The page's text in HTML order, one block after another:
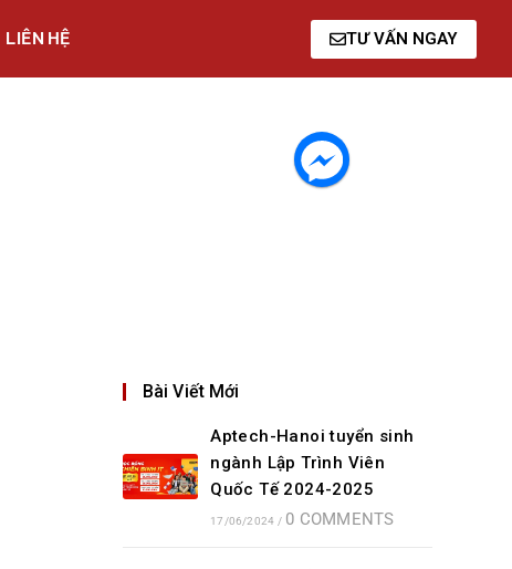
LIÊN HỆ TƯ VẤN NGAY
Bài Viết Mới
Aptech-Hanoi tuyển sinh
ngành Lập Trình Viên
Quốc Tế 2024-2025
17/06/2024 / 0 COMMENTS